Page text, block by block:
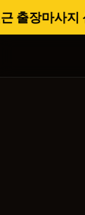
마사지 신속